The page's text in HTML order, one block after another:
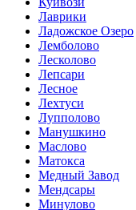
Лаврики
Ладожское Озеро
Лемболово
Лесколово
Лепсари
Лесное
Лехтуси
Лупполово
Манушкино
Маслово
Матокса
Медный Завод
Мендсары
Минулово